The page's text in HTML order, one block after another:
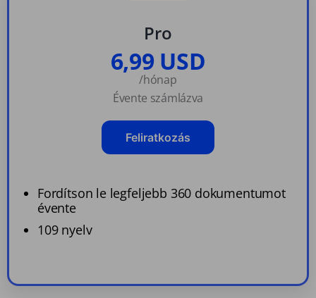
Pro
6,99 USD
/hónap
Évente számlázva
Feliratkozás
Fordítson le legfeljebb 360 dokumentumot
évente
109 nyelv